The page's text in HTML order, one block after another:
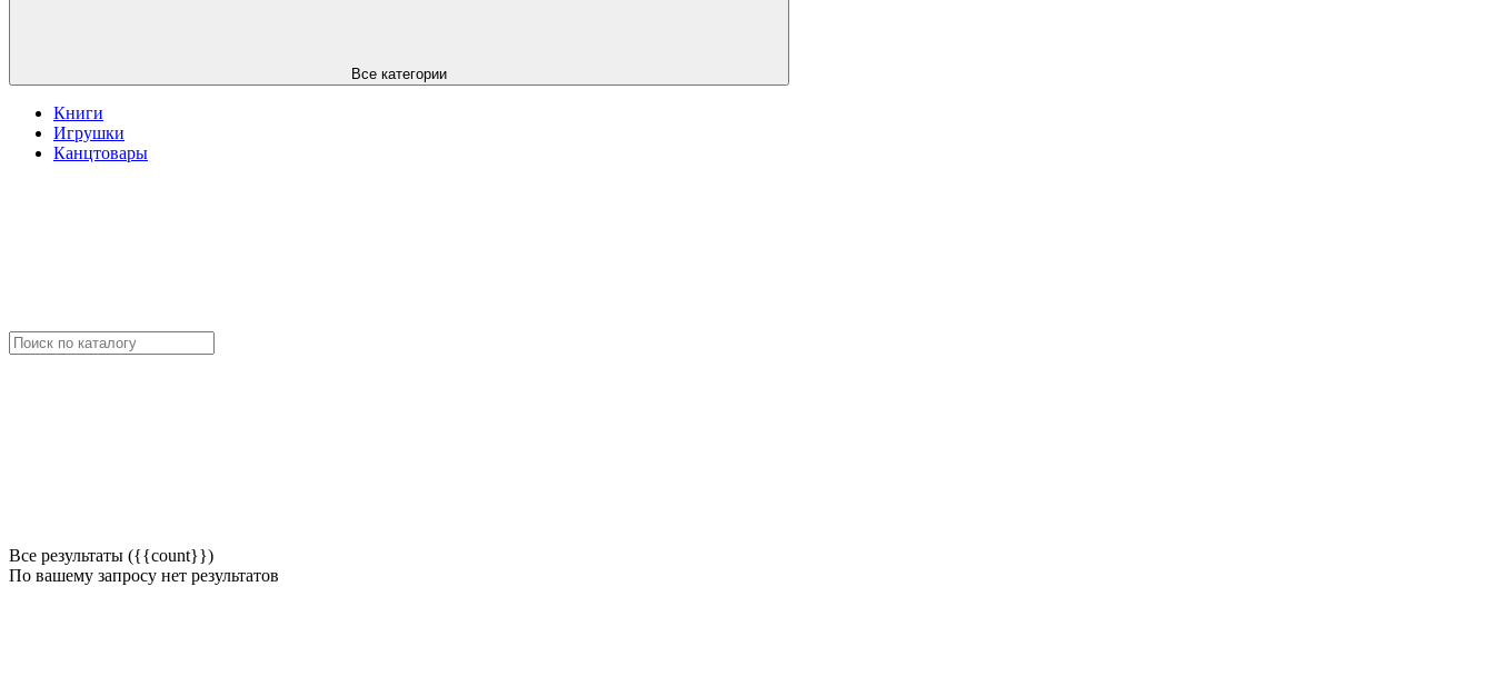
Все категории
Книги
Игрушки
Канцтовары
Все результаты ({{count}})
По вашему запросу нет результатов